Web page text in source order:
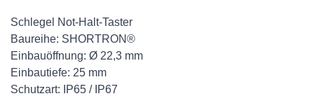
Schlegel Not-Halt-Taster
Baureihe: SHORTRON®
Einbauöffnung: Ø 22,3 mm
Einbautiefe: 25 mm
Schutzart: IP65 / IP67